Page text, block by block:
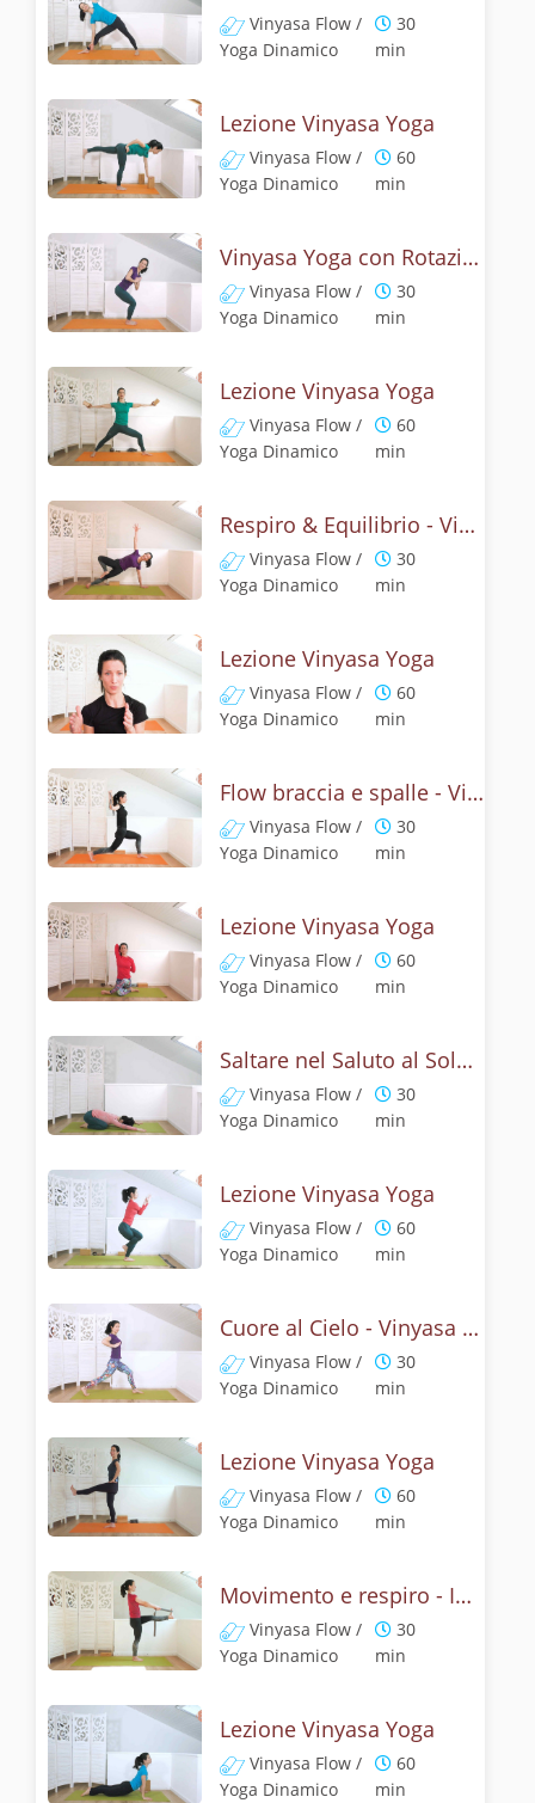
Vinyasa Flow /
Yoga Dinamico
30
min
Lezione Vinyasa Yoga
Vinyasa Flow /
Yoga Dinamico
60
min
Vinyasa Yoga con Rotazione della schiena & Equilibrio
Vinyasa Flow /
Yoga Dinamico
30
min
Lezione Vinyasa Yoga
Vinyasa Flow /
Yoga Dinamico
60
min
Respiro & Equilibrio - Vinyasa flow con vasistasana
Vinyasa Flow /
Yoga Dinamico
30
min
Lezione Vinyasa Yoga
Vinyasa Flow /
Yoga Dinamico
60
min
Flow braccia e spalle - Vinyasa yoga
Vinyasa Flow /
Yoga Dinamico
30
min
Lezione Vinyasa Yoga
Vinyasa Flow /
Yoga Dinamico
60
min
Saltare nel Saluto al Sole - Vinyasa Yoga
Vinyasa Flow /
Yoga Dinamico
30
min
Lezione Vinyasa Yoga
Vinyasa Flow /
Yoga Dinamico
60
min
Cuore al Cielo - Vinyasa yoga energizzante
Vinyasa Flow /
Yoga Dinamico
30
min
Lezione Vinyasa Yoga
Vinyasa Flow /
Yoga Dinamico
60
min
Movimento e respiro - In equilibrio
Vinyasa Flow /
Yoga Dinamico
30
min
Lezione Vinyasa Yoga
Vinyasa Flow /
Yoga Dinamico
60
min